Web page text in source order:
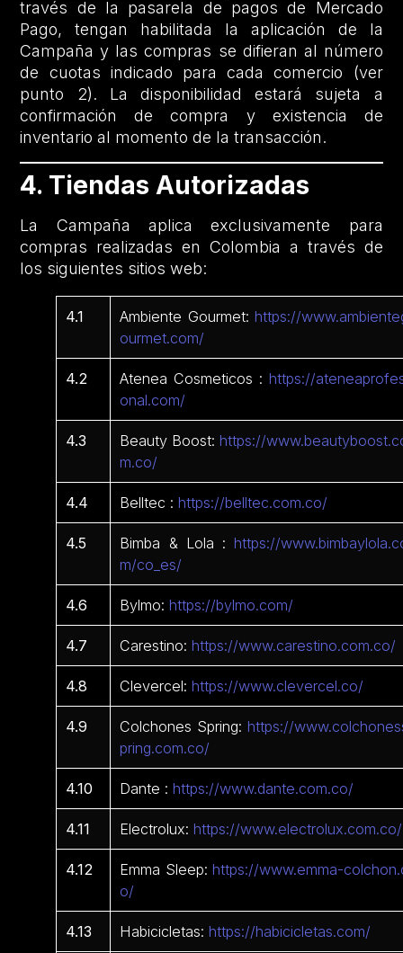
través de la pasarela de pagos de Mercado
Pago, tengan habilitada la aplicación de la
Campaña y las compras se difieran al número
de cuotas indicado para cada comercio (ver
punto 2). La disponibilidad estará sujeta a
confirmación de compra y existencia de
inventario al momento de la transacción.
4. Tiendas Autorizadas
La Campaña aplica exclusivamente para
compras realizadas en Colombia a través de
los siguientes sitios web:
4.1 Ambiente Gourmet:https://
ourmet.com/
4.2 Atenea Cosmeticos :https://
onal.com/
4.3 Beauty Boost:https://
m.co/
4.4 Belltec :https://belltec.com.co/
4.5 Bimba & Lola :https://
m/co_es/
4.6 Bylmo:https://bylmo.com/
4.7 Carestino:https://www.carestino.com.co/
4.8 Clevercel:https://www.clevercel.co/
4.9 Colchones Spring:https://
pring.com.co/
4.10 Dante :https://www.dante.com.co/
4.11 Electrolux:https://www.electrolux.com.co/
4.12 Emma Sleep:https://www.emma-
o/
4.13 Habicicletas:https://habicicletas.com/